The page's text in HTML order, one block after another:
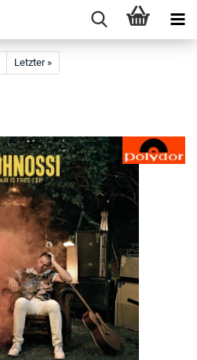
Letzter »